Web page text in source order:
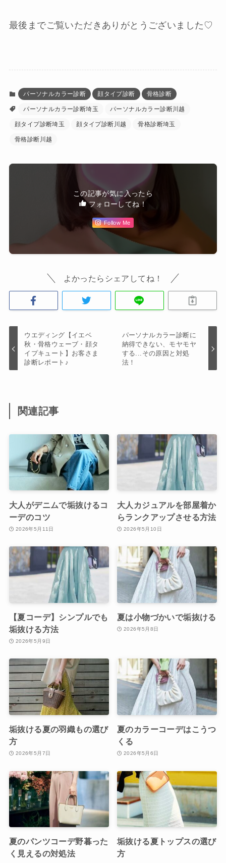
最後までご覧いただきありがとうございました♡
パーソナルカラー診断 顔タイプ診断 骨格診断
パーソナルカラー診断埼玉 パーソナルカラー診断川越
顔タイプ診断埼玉 顔タイプ診断川越 骨格診断埼玉
骨格診断川越
この記事が気に入ったら
フォローしてね！
Follow Me
よかったらシェアしてね！
ウエディング【イエベ
秋・骨格ウェーブ・顔タ
イプキュート】お客さま
診断レポート♪
パーソナルカラー診断に
納得できない、モヤモヤ
する...その原因と対処
法！
関連記事
大人がデニムで垢抜けるコ
ーデのコツ
2026年5月11日
大人カジュアルを部屋着か
らランクアップさせる方法
2026年5月10日
【夏コーデ】シンプルでも
垢抜ける方法
2026年5月9日
夏は小物づかいで垢抜ける
2026年5月8日
垢抜ける夏の羽織もの選び
方
2026年5月7日
夏のカラーコーデはこうつ
くる
2026年5月6日
夏のパンツコーデ野暮った
く見えるの対処法
垢抜ける夏トップスの選び
方